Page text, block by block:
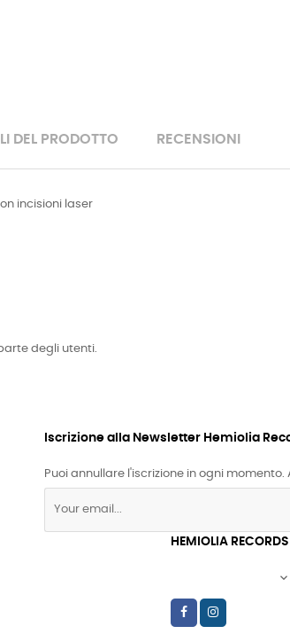
DEL PRODOTTO RECENSIONI
incisioni laser
degli utenti.
Iscrizione alla Newsletter Hemiolia
Puoi annullare l'iscrizione in ogni
HEMIOLIA RECORDS
